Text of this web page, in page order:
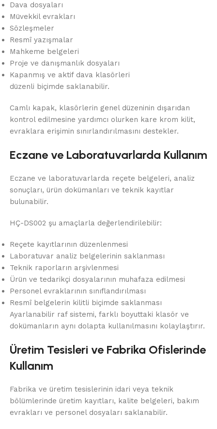
Dava dosyaları
Müvekkil evrakları
Sözleşmeler
Resmî yazışmalar
Mahkeme belgeleri
Proje ve danışmanlık dosyaları
Kapanmış ve aktif dava klasörleri
düzenli biçimde saklanabilir.
Camlı kapak, klasörlerin genel düzeninin dışarıdan
kontrol edilmesine yardımcı olurken kare krom kilit,
evraklara erişimin sınırlandırılmasını destekler.
Eczane ve Laboratuvarlarda Kullanım
Eczane ve laboratuvarlarda reçete belgeleri, analiz
sonuçları, ürün dokümanları ve teknik kayıtlar
bulunabilir.
HÇ-DS002 şu amaçlarla değerlendirilebilir:
Reçete kayıtlarının düzenlenmesi
Laboratuvar analiz belgelerinin saklanması
Teknik raporların arşivlenmesi
Ürün ve tedarikçi dosyalarının muhafaza edilmesi
Personel evraklarının sınıflandırılması
Resmî belgelerin kilitli biçimde saklanması
Ayarlanabilir raf sistemi, farklı boyuttaki klasör ve
dokümanların aynı dolapta kullanılmasını kolaylaştırır.
Üretim Tesisleri ve Fabrika Ofislerinde
Kullanım
Fabrika ve üretim tesislerinin idari veya teknik
bölümlerinde üretim kayıtları, kalite belgeleri, bakım
evrakları ve personel dosyaları saklanabilir.